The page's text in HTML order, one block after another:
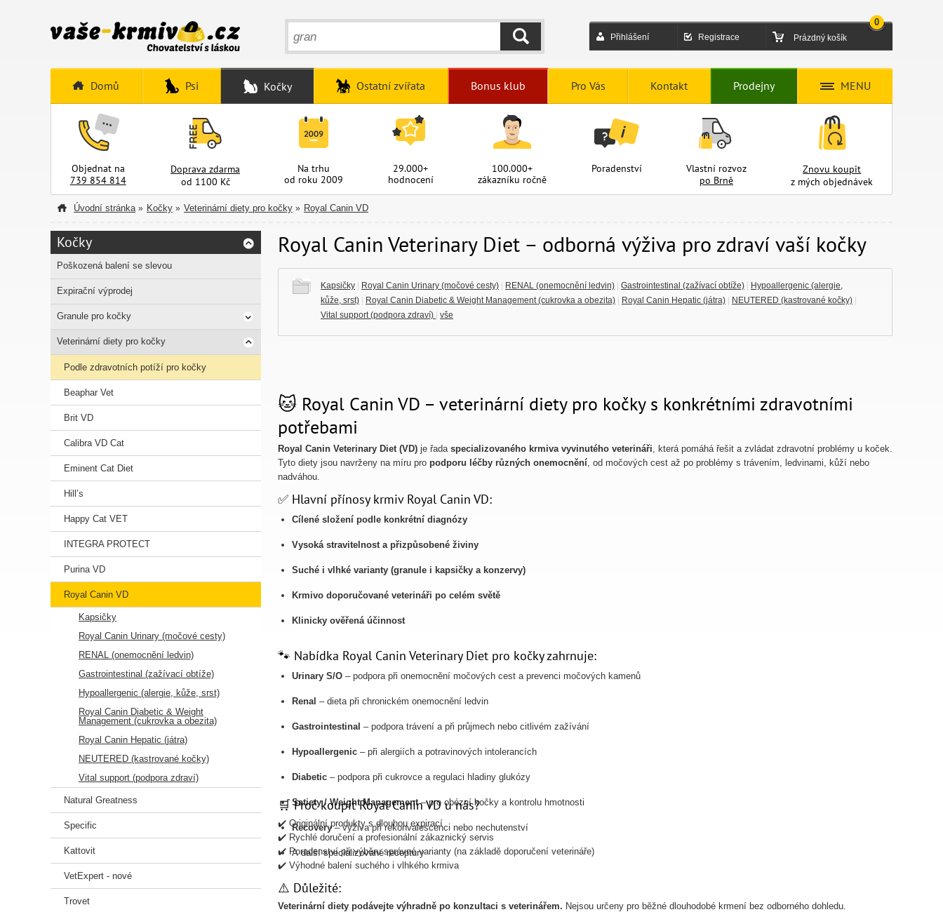
Přihlášení Registrace Prázdný košík
0
HLEDAT
Domů Psi Kočky Ostatní zvířata Bonus klub Pro Vás Kontakt Prodejny MENU
Objednat na
739 854 814
Doprava zdarma
od 1100 Kč
Na trhu
od roku 2009
29.000+
hodnocení
100.000+
zákazníku ročně
Poradenství
Vlastní rozvoz
po Brně
Znovu koupit
z mých objednávek
Úvodní stránka » Kočky » Veterinární diety pro kočky » Royal Canin VD
Royal Canin Veterinary Diet – odborná výživa pro zdraví vaší kočky
Kapsičky Royal Canin Urinary (močové cesty) RENAL (onemocnění ledvin) Gastrointestinal (zažívací obtíže)
Hypoallergenic (alergie,
kůže, srst)
Royal Canin Diabetic & Weight Management (cukrovka a obezita) Royal Canin Hepatic (játra) NEUTERED (kastrované kočky)
Vital support (podpora zdraví)
vše
🐱 Royal Canin VD – veterinární diety pro kočky s konkrétními zdravotními
potřebami
Royal Canin Veterinary Diet (VD) je řada specializovaného krmiva vyvinutého veterináři, která pomáhá řešit a zvládat zdravotní problémy u koček.
Tyto diety jsou navrženy na míru pro podporu léčby různých onemocnění, od močových cest až po problémy s trávením, ledvinami, kůží nebo
nadváhou.
✅ Hlavní přínosy krmiv Royal Canin VD:
Cílené složení podle konkrétní diagnózy
Vysoká stravitelnost a přizpůsobené živiny
Suché i vlhké varianty (granule i kapsičky a konzervy)
Krmivo doporučované veterináři po celém světě
Klinicky ověřená účinnost
🐾 Nabídka Royal Canin Veterinary Diet pro kočky zahrnuje:
Urinary S/O – podpora při onemocnění močových cest a prevenci močových kamenů
Renal – dieta při chronickém onemocnění ledvin
Gastrointestinal – podpora trávení a při průjmech nebo citlivém zažívání
Hypoallergenic – při alergiích a potravinových intolerancích
Diabetic – podpora při cukrovce a regulaci hladiny glukózy
Satiety / Weight Management– pro obézní kočky a kontrolu hmotnosti
Recovery– výživa při rekonvalescenci nebo nechutenství
A další specializované receptury
🛒 Proč koupit Royal Canin VD u nás?
✔️ Originální produkty s dlouhou expirací
✔️ Rychlé doručení a profesionální zákaznický servis
✔️ Poradenství při výběru správné varianty (na základě doporučení veterináře)
✔️ Výhodné balení suchého i vlhkého krmiva
⚠️ Důležité:
Veterinární diety podávejte výhradně po konzultaci s veterinářem. Nejsou určeny pro běžné dlouhodobé krmení bez odborného dohledu.
Kočky
Poškozená balení se slevou
Expirační výprodej
Granule pro kočky
Veterinární diety pro kočky
Podle zdravotních potíží pro kočky
Beaphar Vet
Brit VD
Calibra VD Cat
Eminent Cat Diet
Hill’s
Happy Cat VET
INTEGRA PROTECT
Purina VD
Royal Canin VD
Kapsičky
Royal Canin Urinary (močové cesty)
RENAL (onemocnění ledvin)
Gastrointestinal (zažívací obtíže)
Hypoallergenic (alergie, kůže, srst)
Royal Canin Diabetic & Weight
Management (cukrovka a obezita)
Royal Canin Hepatic (játra)
NEUTERED (kastrované kočky)
Vital support (podpora zdraví)
Natural Greatness
Specific
Kattovit
VetExpert - nové
Trovet